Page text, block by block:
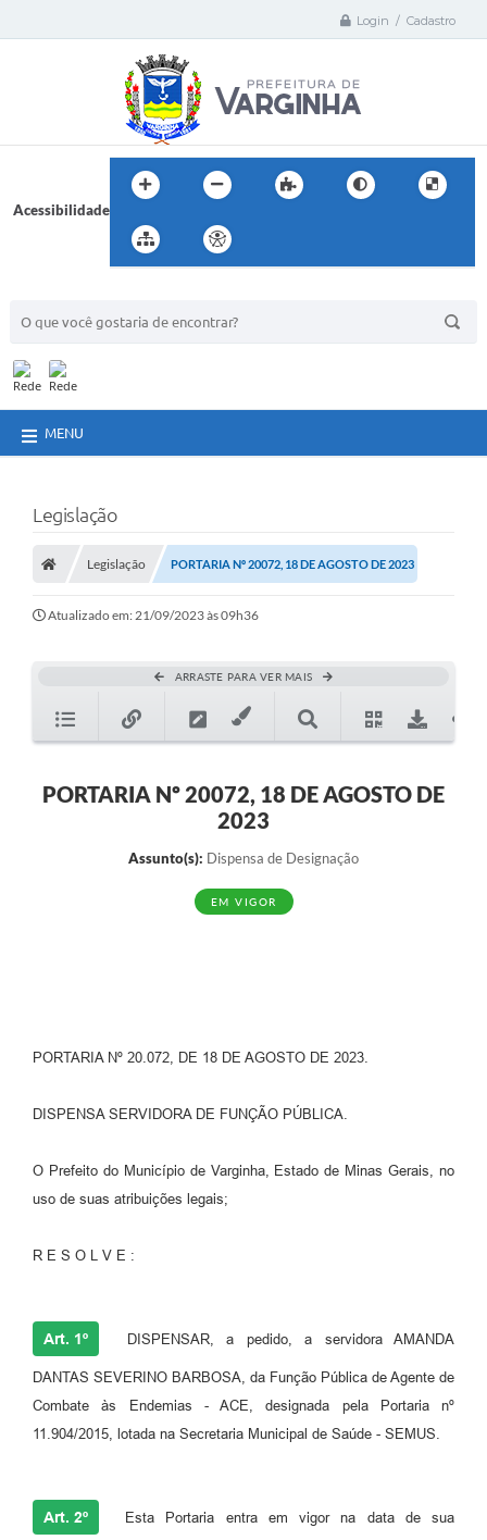
Login / Cadastro
Acessibilidade
MENU
Legislação
Legislação PORTARIA Nº 20072, 18 DE AGOSTO DE 2023
Atualizado em: 21/09/2023 às 09h36
ARRASTE PARA VER MAIS
PORTARIA Nº 20072, 18 DE AGOSTO DE
2023
Assunto(s): Dispensa de Designação
EM VIGOR
PORTARIA Nº 20.072, DE 18 DE AGOSTO DE 2023.
DISPENSA SERVIDORA DE FUNÇÃO PÚBLICA.
O Prefeito do Município de Varginha, Estado de Minas Gerais, no
uso de suas atribuições legais;
R E S O L V E :
Art. 1º DISPENSAR, a pedido, a servidora AMANDA
DANTAS SEVERINO BARBOSA, da Função Pública de Agente de
Combate às Endemias - ACE, designada pela Portaria nº
11.904/2015, lotada na Secretaria Municipal de Saúde - SEMUS.
Art. 2º Esta Portaria entra em vigor na data de sua